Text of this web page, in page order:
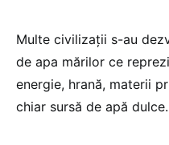
Multe civilizații s-au
de apa mărilor ce
energie, hrană, materii
chiar sursă de apă dulce.